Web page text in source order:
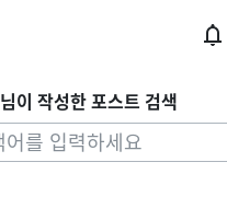
님이 작성한 포스트 검색